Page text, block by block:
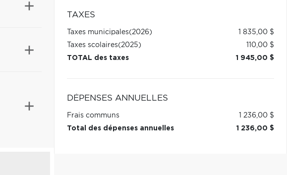
TAXES
Taxes municipales(2026)
1 835,00 $
Taxes scolaires(2025)
110,00 $
TOTAL des taxes
1 945,00 $
DÉPENSES ANNUELLES
Frais communs
1 236,00 $
Total des dépenses annuelles
1 236,00 $